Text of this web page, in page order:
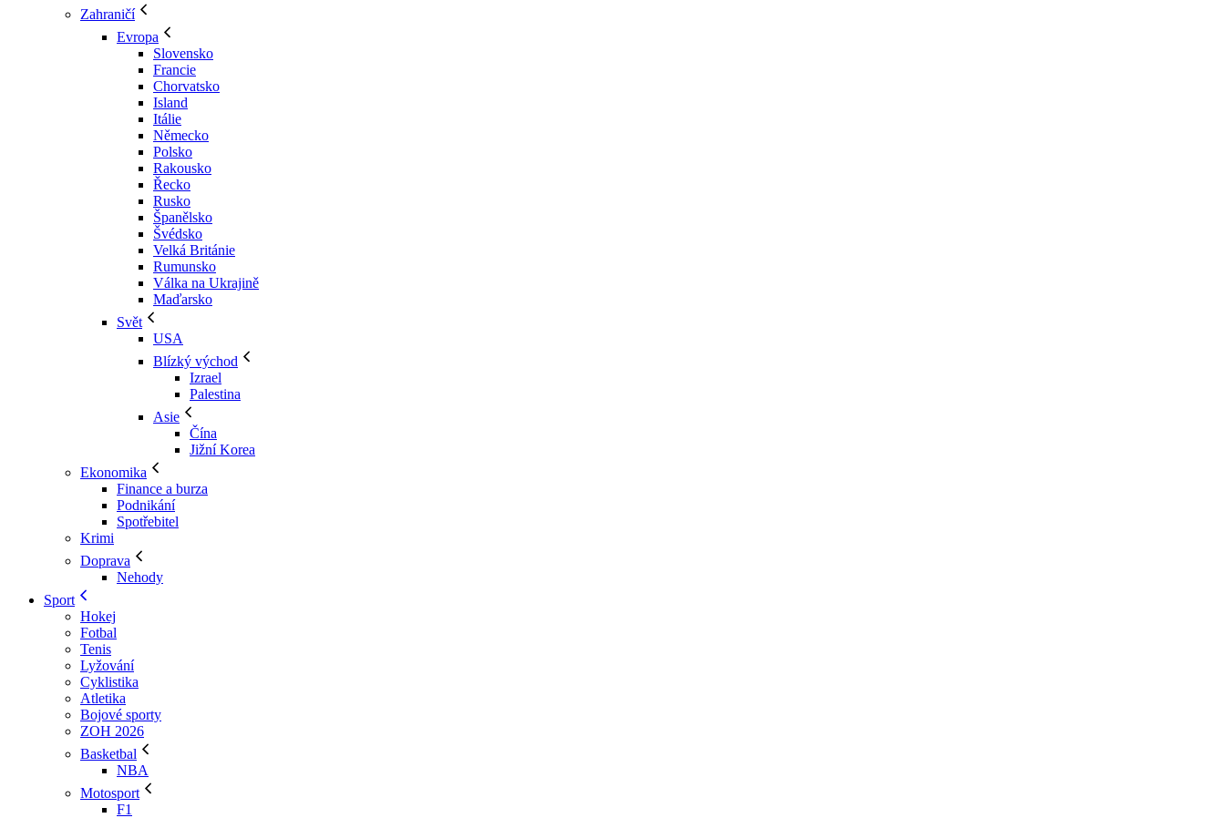
Zahraničí
Evropa
Slovensko
Francie
Chorvatsko
Island
Itálie
Německo
Polsko
Rakousko
Řecko
Rusko
Španělsko
Švédsko
Velká Británie
Rumunsko
Válka na Ukrajině
Maďarsko
Svět
USA
Blízký východ
Izrael
Palestina
Asie
Čína
Jižní Korea
Ekonomika
Finance a burza
Podnikání
Spotřebitel
Krimi
Doprava
Nehody
Sport
Hokej
Fotbal
Tenis
Lyžování
Cyklistika
Atletika
Bojové sporty
ZOH 2026
Basketbal
NBA
Motosport
F1